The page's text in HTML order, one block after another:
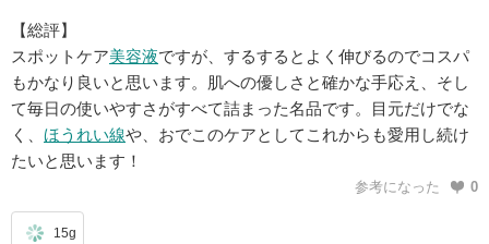
【総評】
スポットケア美容液ですが、するするとよく伸びるのでコスパ
もかなり良いと思います。肌への優しさと確かな手応え、そし
て毎日の使いやすさがすべて詰まった名品です。目元だけでな
く、 ほうれい線や、おでこのケアとしてこれからも愛用し続け
たいと思います！
参考になった 0
15g